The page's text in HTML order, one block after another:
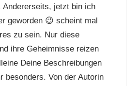
Andererseits, jetzt bin ich
geworden 😉 scheint mal
zu sein. Nur diese
ihre Geheimnisse reizen
Deine Beschreibungen
besonders. Von der Autorin